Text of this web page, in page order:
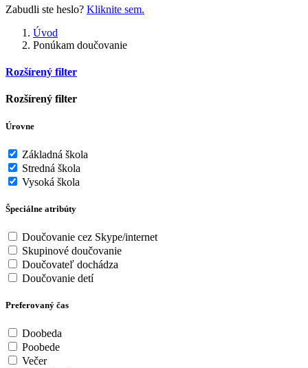
Zabudli ste heslo? Kliknite sem.
Úvod
Ponúkam doučovanie
Rozšírený filter
Rozšírený filter
Úrovne
Základná škola
Stredná škola
Vysoká škola
Špeciálne atribúty
Doučovanie cez Skype/internet
Skupinové doučovanie
Doučovateľ dochádza
Doučovanie detí
Preferovaný čas
Doobeda
Poobede
Večer